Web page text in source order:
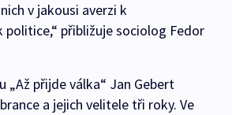
v jakousi averzi k
politice,“ přibližuje sociolog Fedor
„Až přijde válka“ Jan Gebert
a jejich velitele tři roky. Ve